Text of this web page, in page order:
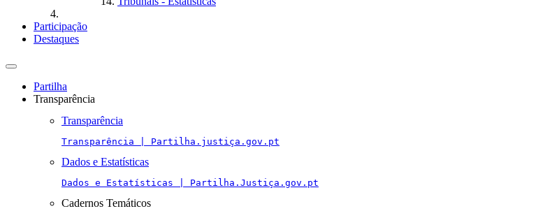
Participação
Destaques
Toggle
navigationPartilha
Transparência
Transparência
Transparência | Partilha.justiça.gov.pt
Dados e Estatísticas
Dados e Estatísticas | Partilha.Justiça.gov.pt
Cadernos Temáticos